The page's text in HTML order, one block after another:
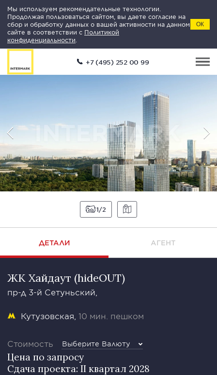
Мы используем рекомендательные технологии.
Продолжая пользоваться сайтом, вы даете согласие на
сбор и обработку данных о вашей активности на данном
сайте в соответствии с Политикой
конфиденциальности
ОК
+7 (495) 252 00 99
1 2
ДЕТАЛИ АГЕНТ
ЖК Хайдаут (hideOUT)
пр-д 3-й Сетуньский,
Кутузовская 10 мин. пешком
Стоимость Выберите Валюту
Цена по запросу
Сдача проекта: II квартал 2028